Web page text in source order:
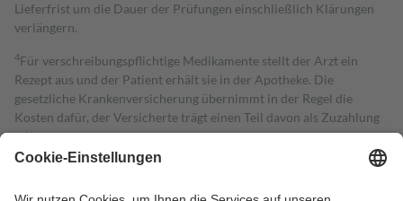
Lieferfrist um die Dauer der Prüfungen einschließlich Klärungen
verlängern.
4Für verschreibungspflichtige Medikamente stellt der Arzt ein
Rezept aus und der Patient erhält sie in der Apotheke. Die
gesetzliche Krankenversicherung übernimmt in der Regel die
Kosten dafür, der Versicherte trägt einen Teil davon als Zuzahlung
mit.
Grundsätzlich leisten Mitglieder Zuzahlungen in Höhe von zehn
höchstens zehn Euro.
Es sind jedoch nie mehr als die tatsächlichen